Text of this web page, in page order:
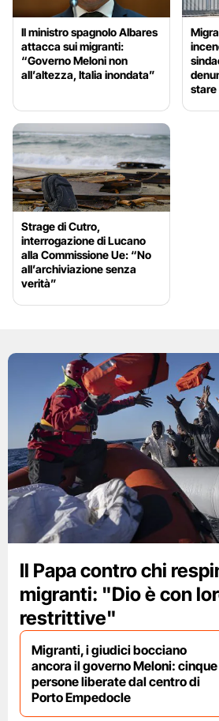
Il ministro spagnolo Albares
attacca sui migranti:
“Governo Meloni non
all’altezza, Italia inondata”
stare
Strage di Cutro,
interrogazione di Lucano
alla Commissione Ue: “No
all’archiviazione senza
verità”
Il Papa contro chi
migranti: "Dio è con
restrittive"
Migranti, i giudici bocciano
ancora il governo Meloni: cinque
persone liberate dal centro di
Porto Empedocle